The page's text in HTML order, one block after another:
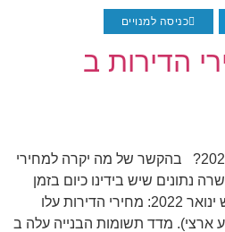
כניסה למנויים
הדירות ב
מה יקרה למחירי הדירות ב 2022? בהקשר של מה יקרה למחירי
עם עשרה נתונים שיש בידינו כיום בזמן
כתיבת המאמר באמצע חודש ינואר 2022: מחירי הדירות עלו
ב 10.6% (ממוצע ארצי). מדד תשומות הבנייה עלה ב